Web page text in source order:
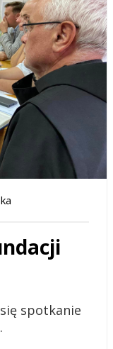
spotkanie